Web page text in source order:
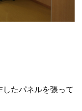
たパネルを張って